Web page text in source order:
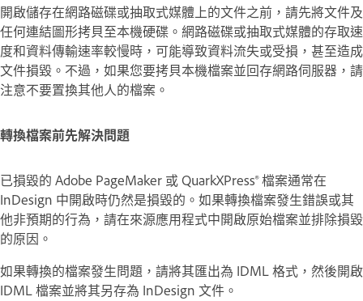
開啟儲存在網路磁碟或抽取式媒體上的文件之前，請先將文件及
任何連結圖形拷貝至本機硬碟。網路磁碟或抽取式媒體的存取速
度和資料傳輸速率較慢時，可能導致資料流失或受損，甚至造成
文件損毀。不過，如果您要拷貝本機檔案並回存網路伺服器，請
注意不要置換其他人的檔案。
轉換檔案前先解決問題
已損毀的 Adobe PageMaker 或 QuarkXPress® 檔案通常在
InDesign 中開啟時仍然是損毀的。如果轉換檔案發生錯誤或其
他非預期的行為，請在來源應用程式中開啟原始檔案並排除損毀
的原因。
如果轉換的檔案發生問題，請將其匯出為 IDML 格式，然後開啟
IDML 檔案並將其另存為 InDesign 文件。